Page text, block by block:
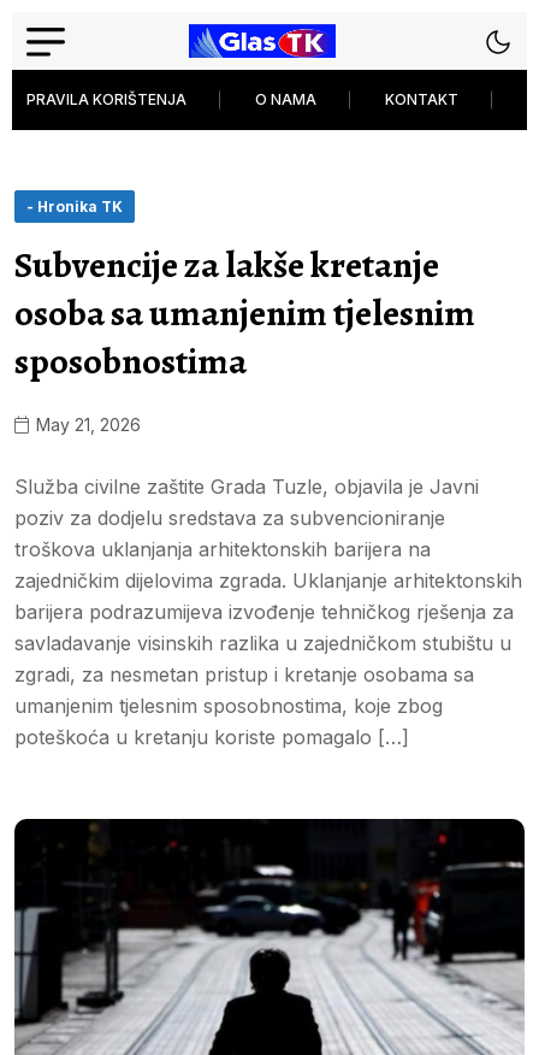
PRAVILA KORIŠTENJA O NAMA KONTAKT
- Hronika TK
Subvencije za lakše kretanje
osoba sa umanjenim tjelesnim
sposobnostima
May 21, 2026
Služba civilne zaštite Grada Tuzle, objavila je Javni
poziv za dodjelu sredstava za subvencioniranje
troškova uklanjanja arhitektonskih barijera na
zajedničkim dijelovima zgrada. Uklanjanje arhitektonskih
barijera podrazumijeva izvođenje tehničkog rješenja za
savladavanje visinskih razlika u zajedničkom stubištu u
zgradi, za nesmetan pristup i kretanje osobama sa
umanjenim tjelesnim sposobnostima, koje zbog
poteškoća u kretanju koriste pomagalo […]